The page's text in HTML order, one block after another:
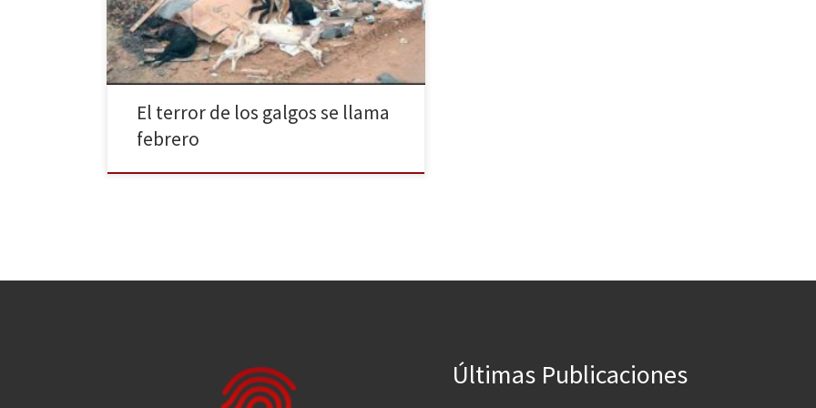
reclaman medidas más severas y más vigilancia a la
Guardia Civil. Todo deporte […]
El terror de los galgos se llama
febrero
Últimas Publicaciones